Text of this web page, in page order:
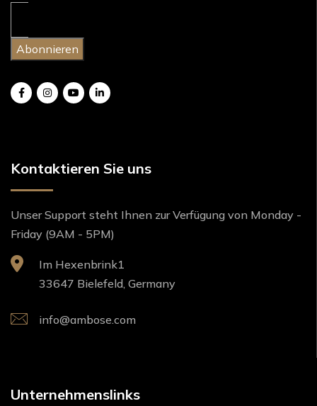
Abonnieren
Kontaktieren Sie uns
Unser Support steht Ihnen zur Verfügung von Monday -
Friday (9AM - 5PM)
Im Hexenbrink1
33647 Bielefeld, Germany
info@ambose.com
Unternehmenslinks